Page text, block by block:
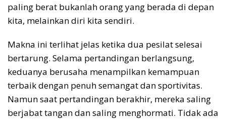
paling berat bukanlah orang yang berada di depan
kita, melainkan diri kita sendiri.
Makna ini terlihat jelas ketika dua pesilat selesai
bertarung. Selama pertandingan berlangsung,
keduanya berusaha menampilkan kemampuan
terbaik dengan penuh semangat dan sportivitas.
Namun saat pertandingan berakhir, mereka saling
berjabat tangan dan saling menghormati. Tidak ada